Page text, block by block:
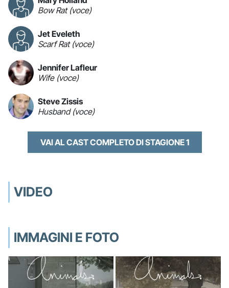
Bow Rat (voce)
Jet Eveleth
Scarf Rat (voce)
Jennifer Lafleur
Wife (voce)
Steve Zissis
Husband (voce)
VAI AL CAST COMPLETO DI STAGIONE 1
VIDEO
IMMAGINI E FOTO